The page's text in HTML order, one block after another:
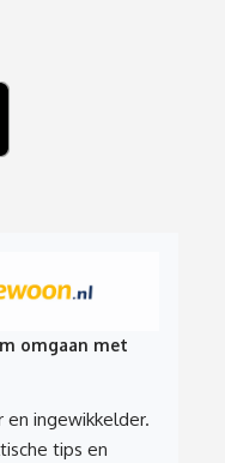
omgaan met
ingewikkelder.
tips en